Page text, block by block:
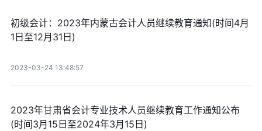
初级会计：2023年内蒙古会计人员继续教育通知(时间4月
1日至12月31日)
2023-03-24 13:48:57
2023年甘肃省会计专业技术人员继续教育工作通知公布
(时间3月15日至2024年3月15日)